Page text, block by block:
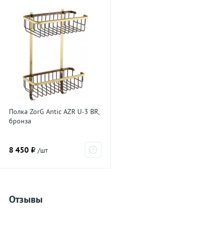
Полка ZorG Antic AZR U-3 BR,
бронза
8 450 ₽ /шт
Отзывы